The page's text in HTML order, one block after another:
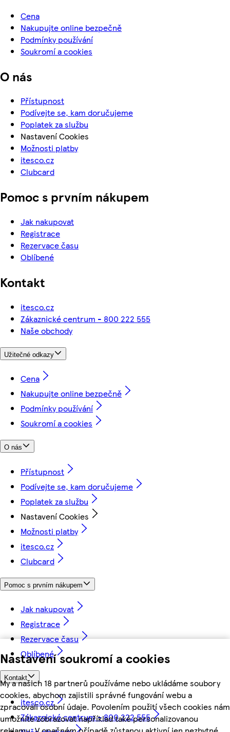
Nastavení soukromí a cookies
My a našich 18 partnerů používáme nebo ukládáme soubory
cookies, abychom zajistili správné fungování webu a
zpracovali osobní údaje. Povolením použití všech cookies nám
umožníte zobrazovat například také personalizovanou
Cena
Nakupujte online bezpečně
Podmínky používání
Soukromí a cookies
O nás
Přístupnost
Podívejte se, kam doručujeme
Poplatek za službu
Nastavení Cookies
Možnosti platby
itesco.cz
Clubcard
Pomoc s prvním nákupem
Jak nakupovat
Registrace
Rezervace času
Oblíbené
Kontakt
itesco.cz
Zákaznické centrum - 800 222 555
Naše obchody
Užitečné odkazy
Cena
Nakupujte online bezpečně
Podmínky používání
Soukromí a cookies
O nás
Přístupnost
Podívejte se, kam doručujeme
Poplatek za službu
Nastavení Cookies
Možnosti platby
itesco.cz
Clubcard
Pomoc s prvním nákupem
Jak nakupovat
Registrace
Rezervace času
Oblíbené
Kontakt
itesco.cz
Zákaznické centrum - 800 222 555